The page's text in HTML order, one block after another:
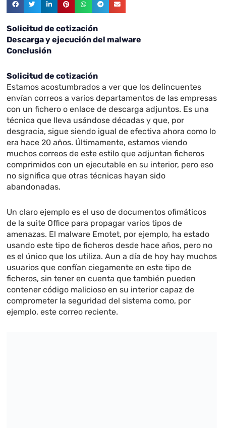
Solicitud de cotización
Descarga y ejecución del malware
Conclusión
Solicitud de cotización
Estamos acostumbrados a ver que los delincuentes
envían correos a varios departamentos de las empresas
con un fichero o enlace de descarga adjuntos. Es una
técnica que lleva usándose décadas y que, por
desgracia, sigue siendo igual de efectiva ahora como lo
era hace 20 años. Últimamente, estamos viendo
muchos correos de este estilo que adjuntan ficheros
comprimidos con un ejecutable en su interior, pero eso
no significa que otras técnicas hayan sido
abandonadas.
Un claro ejemplo es el uso de documentos ofimáticos
de la suite Office para propagar varios tipos de
amenazas. El malware Emotet, por ejemplo, ha estado
usando este tipo de ficheros desde hace años, pero no
es el único que los utiliza. Aun a día de hoy hay muchos
usuarios que confían ciegamente en este tipo de
ficheros, sin tener en cuenta que también pueden
contener código malicioso en su interior capaz de
comprometer la seguridad del sistema como, por
ejemplo, este correo reciente.